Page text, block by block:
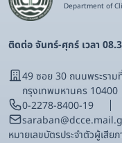
Department of
ติดต่อ จันทร์-ศุกร์ เวลา
49 ซอย 30 ถนนพระรา
กรุงเทพมหานคร 10400
0-2278-8400-19
หมายเลขบัตรประจําตัวผู้เสี